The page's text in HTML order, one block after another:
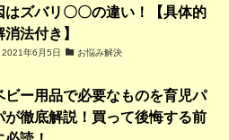
はズバリ〇〇の違い！【具体的
消法付き】
2021年6月5日 お悩み解決
ビー用品で必要なものを育児パ
が徹底解説！買って後悔する前